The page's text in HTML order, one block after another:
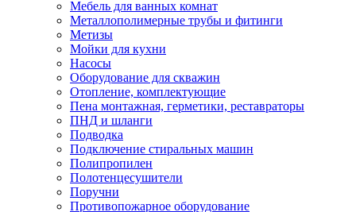
Мебель для ванных комнат
Металлополимерные трубы и фитинги
Метизы
Мойки для кухни
Насосы
Оборудование для скважин
Отопление, комплектующие
Пена монтажная, герметики, реставраторы
ПНД и шланги
Подводка
Подключение стиральных машин
Полипропилен
Полотенцесушители
Поручни
Противопожарное оборудование